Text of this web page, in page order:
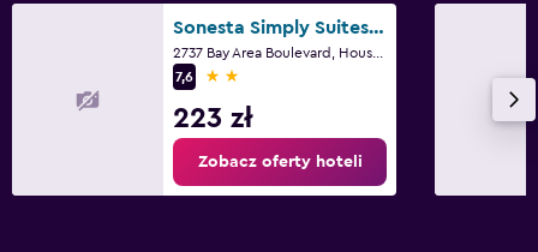
Sonesta Simply Suites Houston - Nasa Clear Lake
7,6
2 gwiazdki
223 zł
Zobacz oferty hoteli